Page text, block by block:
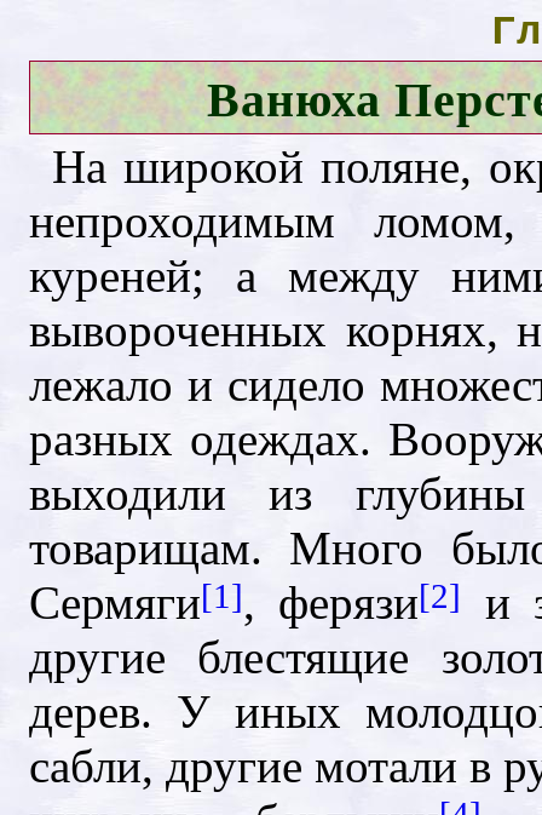
Ванюха
На широкой поляне,
непроходимым ломом,
куреней; а между
вывороченных корнях,
лежало и сидело
разных одеждах.
выходили из
товарищам. Много
Сермяги[1], ферязи[2]
и
другие блестящие
дерев. У иных
сабли, другие мотали в